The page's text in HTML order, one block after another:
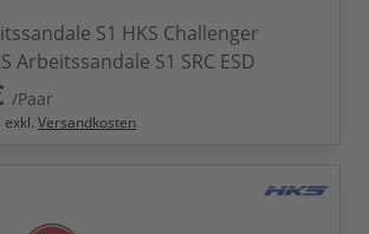
S1 HKS Challenger
Arbeitssandale S1 SRC ESD
/Paar
exkl. Versandkosten